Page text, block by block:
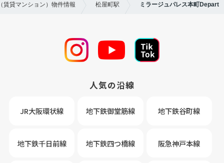
賃貸マンション）物件情報 松屋町駅 ミラージュパレス本町Depart
人気の沿線
JR大阪環状線 地下鉄御堂筋線 地下鉄谷町線
地下鉄千日前線 地下鉄四つ橋線 阪急神戸本線